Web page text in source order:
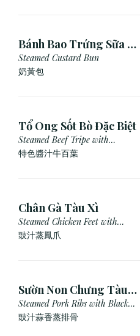
Bánh Bao Trứng Sữa (3
Cái)
Steamed Custard Bun
奶黃包
Tổ Ong Sốt Bò Đặc Biệt
Steamed Beef Tripe with
Special Sauce
特色醬汁牛百葉
Chân Gà Tàu Xì
Steamed Chicken Feet with
Black Bean Sauce
豉汁蒸鳳爪
Sườn Non Chưng Tàu
Xì Tỏi
Steamed Pork Ribs with Black
Bean & Garlic Sauce
豉汁蒜香蒸排骨